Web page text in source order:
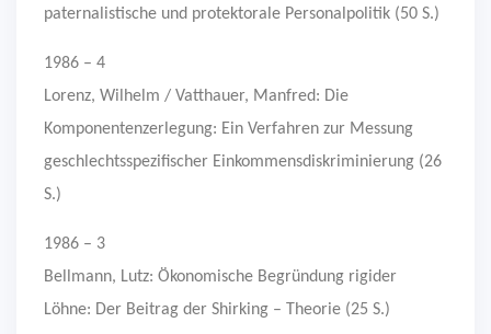
paternalistische und protektorale Personalpolitik (50 S.)
1986 – 4
Lorenz, Wilhelm / Vatthauer, Manfred: Die
Komponentenzerlegung: Ein Verfahren zur Messung
geschlechtsspezifischer Einkommensdiskriminierung (26
S.)
1986 – 3
Bellmann, Lutz: Ökonomische Begründung rigider
Löhne: Der Beitrag der Shirking – Theorie (25 S.)